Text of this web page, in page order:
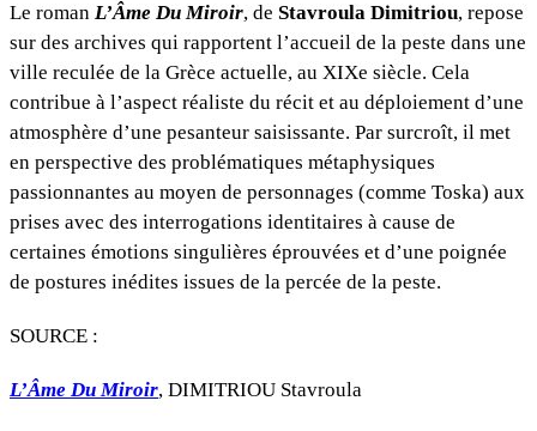
Le roman L’Âme Du Miroir, de Stavroula Dimitriou, repose
sur des archives qui rapportent l’accueil de la peste dans une
ville reculée de la Grèce actuelle, au XIXe siècle. Cela
contribue à l’aspect réaliste du récit et au déploiement d’une
atmosphère d’une pesanteur saisissante. Par surcroît, il met
en perspective des problématiques métaphysiques
passionnantes au moyen de personnages (comme Toska) aux
prises avec des interrogations identitaires à cause de
certaines émotions singulières éprouvées et d’une poignée
de postures inédites issues de la percée de la peste.
SOURCE :
L’Âme Du Miroir, DIMITRIOU Stavroula